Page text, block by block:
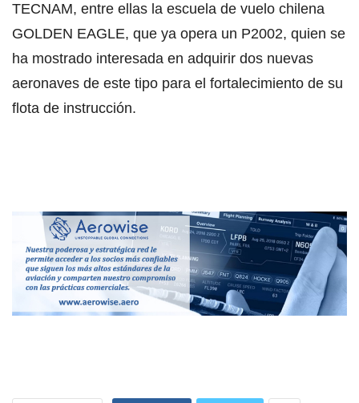
TECNAM, entre ellas la escuela de vuelo chilena
GOLDEN EAGLE, que ya opera un P2002, quien se
ha mostrado interesada en adquirir dos nuevas
aeronaves de este tipo para el fortalecimiento de su
flota de instrucción.